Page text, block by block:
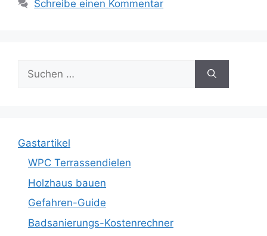
Schreibe einen Kommentar
nach:
Gastartikel
WPC Terrassendielen
Holzhaus bauen
Gefahren-Guide
Badsanierungs-Kostenrechner